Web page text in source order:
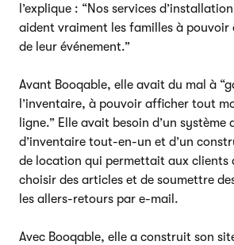
l’explique : “Nos services
aident vraiment les familles à pouvoir
de leur événement.”
Avant Booqable, elle avait du mal à
l’inventaire, à pouvoir afficher tout
ligne.” Elle avait besoin d’un système
d’inventaire tout-en-un et d’un
de location qui permettait aux clients
choisir des articles et de soumettre
les allers-retours par e-mail.
Avec Booqable, elle a construit son